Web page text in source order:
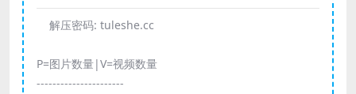
解压密码: tuleshe.cc
P=图片数量|V=视频数量
----------------------